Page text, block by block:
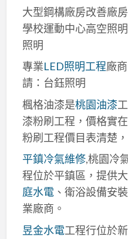
大型鋼構廠房改善廠房
學校運動中心高空照
照明
專業LED照明工程廠
請：台鈺照明
楓格油漆是桃園油漆
漆粉刷工程，價格實
粉刷工程價目表清楚
平鎮冷氣維修,桃園冷
程位於平鎮區，提供
庭水電、衛浴設備安
業廠商。
昱金水電工程行位於